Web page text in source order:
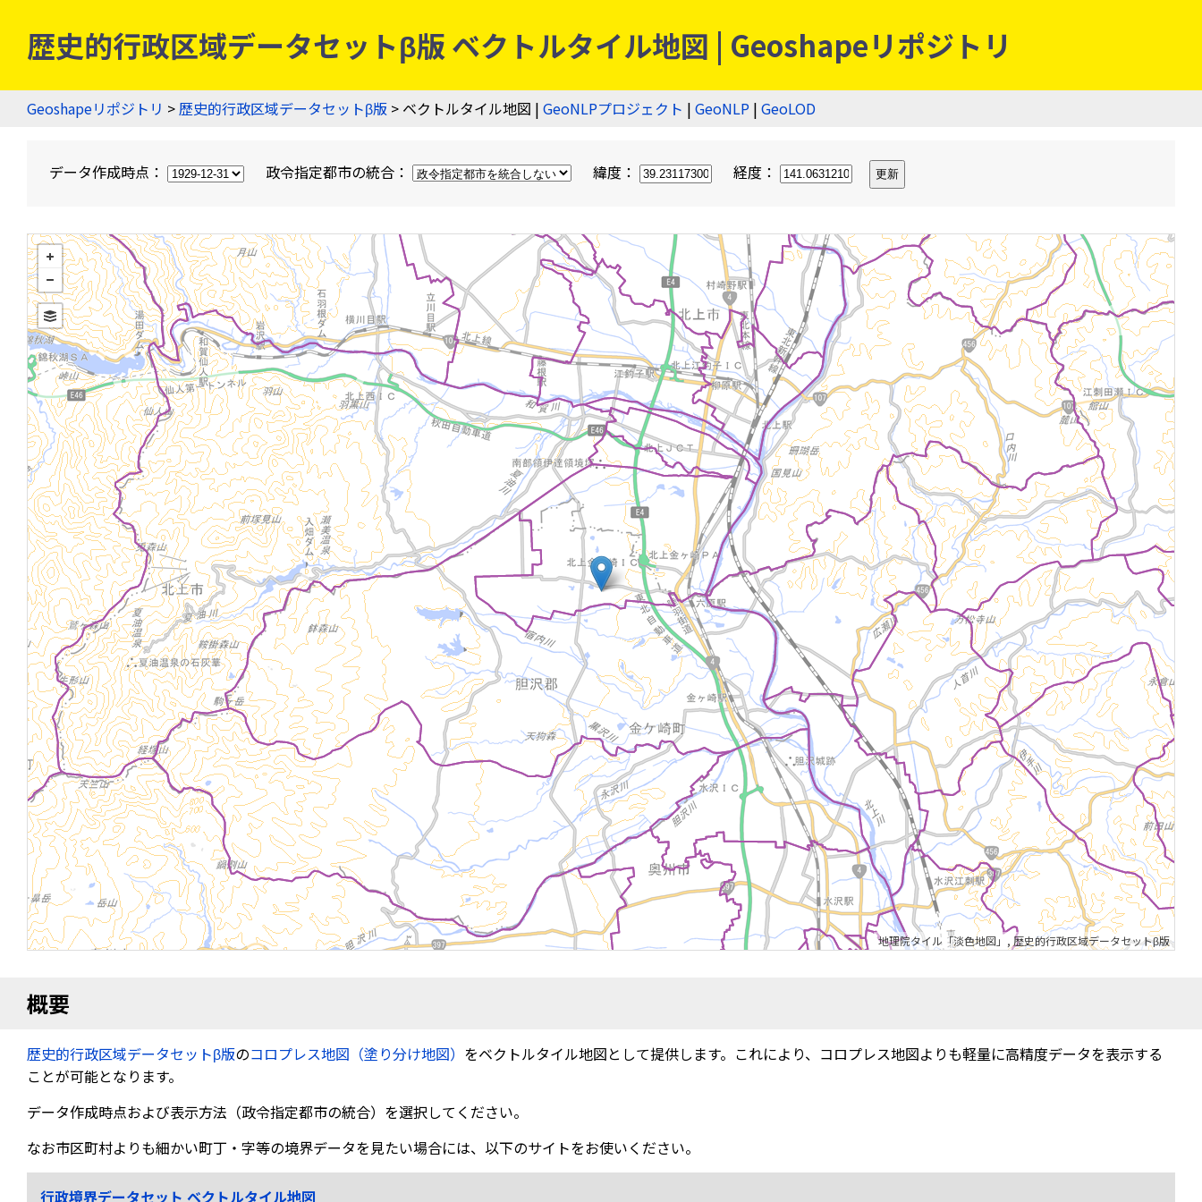
歴史的行政区域データセットβ版 ベクトルタイル地図 | Geoshapeリポジトリ
Geoshapeリポジトリ >歴史的行政区域データセットβ版 > ベクトルタイル地図 | GeoNLPプロジェクト | GeoNLP | GeoLOD
データ作成時点： 政令指定都市の統合： 緯度： 経度：
地理院タイル「淡色地図」 , 歴史的行政区域データセットβ版
概要
歴史的行政区域データセットβ版のコロプレス地図（塗り分け地図） をベクトルタイル地図として提供します。これにより、コロプレス地図よりも軽量に高精度データを表示する
ことが可能となります。
データ作成時点および表示方法（政令指定都市の統合）を選択してください。
なお市区町村よりも細かい町丁・字等の境界データを見たい場合には、以下のサイトをお使いください。
行政境界データセット ベクトルタイル地図